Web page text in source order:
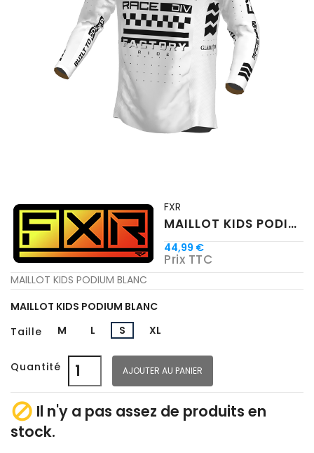
FXR
MAILLOT KIDS PODIUM BLANC
44,99 €
Prix TTC
MAILLOT KIDS PODIUM BLANC
MAILLOT KIDS PODIUM BLANC
Taille
M L S XL
Quantité AJOUTER AU PANIER
 Il n'y a pas assez de produits en
stock.